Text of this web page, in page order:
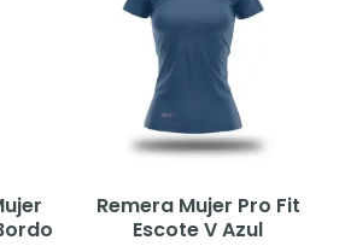
Remera Mujer Pro Fit
Escote V Azul